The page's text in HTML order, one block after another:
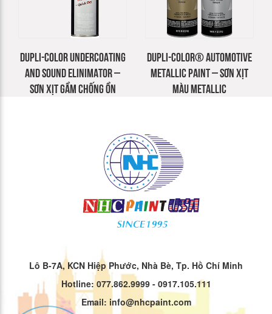
DUPLI-COLOR UNDERCOATING
AND SOUND ELINIMATOR –
SƠN XỊT GẦM CHỐNG ỒN
DUPLI-COLOR® AUTOMOTIVE
METALLIC PAINT – SƠN XỊT
MÀU METALLIC
Lô B-7A, KCN Hiệp Phước, Nhà Bè, Tp. Hồ Chí Minh
Hotline: 077.862.9999 - 0917.105.111
Email: info@nhcpaint.com